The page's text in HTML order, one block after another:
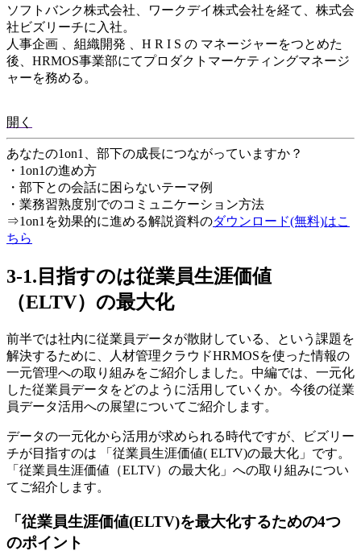
ソフトバンク株式会社、ワークデイ株式会社を経て、株式会
社ビズリーチに入社。
人事企画 、組織開発 、H R I S の マネージャーをつとめた
後、HRMOS事業部にてプロダクトマーケティングマネージ
ャーを務める。
開く
あなたの1on1、部下の成長につながっていますか？
・1on1の進め方
・部下との会話に困らないテーマ例
・業務習熟度別でのコミュニケーション方法
⇒1on1を効果的に進める解説資料のダウンロード(無料)はこ
ちら
3-1.目指すのは従業員生涯価値
（ELTV）の最大化
前半では社内に従業員データが散財している、という課題を
解決するために、人材管理クラウドHRMOSを使った情報の
一元管理への取り組みをご紹介しました。中編では、一元化
した従業員データをどのように活用していくか。今後の従業
員データ活用への展望についてご紹介します。
データの一元化から活用が求められる時代ですが、ビズリー
チが目指すのは 「従業員生涯価値( ELTV)の最大化」です。
「従業員生涯価値（ELTV）の最大化」への取り組みについ
てご紹介します。
「従業員生涯価値(ELTV)を最大化するための4つ
のポイント